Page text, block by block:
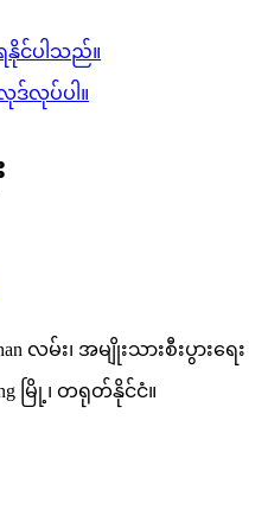
နိုင်ပါသည်။
ဒ်လုပ်ပါ။
လမ်း၊ အမျိုးသားစီးပွားရေး
မြို့၊ တရုတ်နိုင်ငံ။